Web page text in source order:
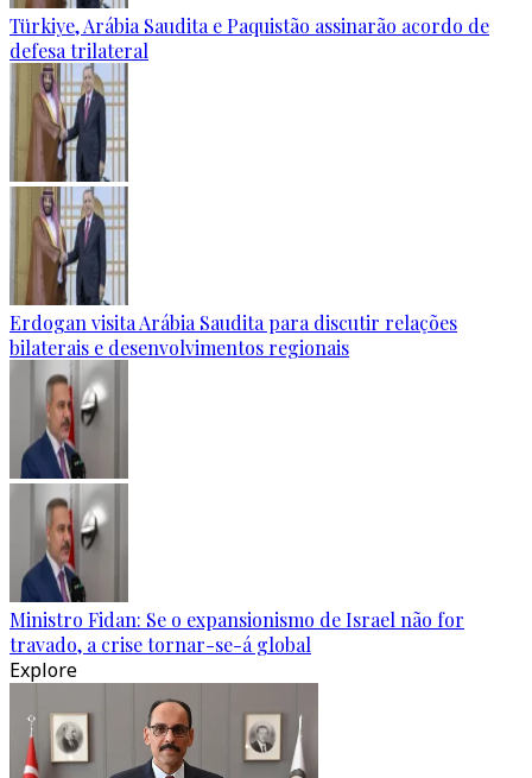
Türkiye, Arábia Saudita e Paquistão assinarão acordo de
defesa trilateral
Erdogan visita Arábia Saudita para discutir relações
bilaterais e desenvolvimentos regionais
Ministro Fidan: Se o expansionismo de Israel não for
travado, a crise tornar-se-á global
Explore